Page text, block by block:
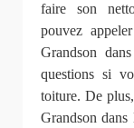
faire son
pouvez
Grandson
questions si
toiture. De
Grandson